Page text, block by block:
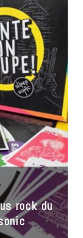
rock du